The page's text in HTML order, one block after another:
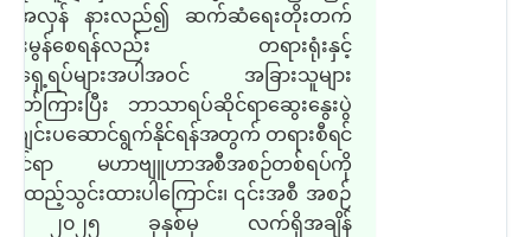
န်အလှန် နားလည်၍ ဆက်ဆံရေးတိုးတက်
င်းမွန်စေရန်လည်း တရားရုံးနှင့်
ေရှေ့ရပ်များအပါအဝင် အခြားသူများ
ကြားပြီး ဘာသာရပ်ဆိုင်ရာဆွေးနွေးပွဲ
ကျင်းပဆောင်ရွက်နိုင်ရန်အတွက် တရားစီရင်
ဆိုင်ရာ မဟာဗျူဟာအစီအစဉ်တစ်ရပ်ကို
ထည့်သွင်းထားပါကြောင်း၊ ၎င်းအစီ အစဉ်
၂၀၂၅ ခုနှစ်မှ လက်ရှိအချိန်